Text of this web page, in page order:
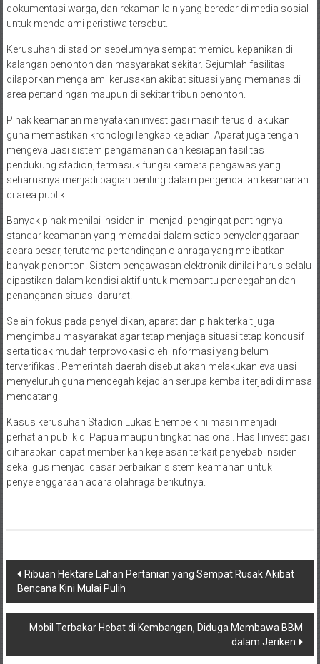
dokumentasi warga, dan rekaman lain yang beredar di media sosial
untuk mendalami peristiwa tersebut.
Kerusuhan di stadion sebelumnya sempat memicu kepanikan di
kalangan penonton dan masyarakat sekitar. Sejumlah fasilitas
dilaporkan mengalami kerusakan akibat situasi yang memanas di
area pertandingan maupun di sekitar tribun penonton.
Pihak keamanan menyatakan investigasi masih terus dilakukan
guna memastikan kronologi lengkap kejadian. Aparat juga tengah
mengevaluasi sistem pengamanan dan kesiapan fasilitas
pendukung stadion, termasuk fungsi kamera pengawas yang
seharusnya menjadi bagian penting dalam pengendalian keamanan
di area publik.
Banyak pihak menilai insiden ini menjadi pengingat pentingnya
standar keamanan yang memadai dalam setiap penyelenggaraan
acara besar, terutama pertandingan olahraga yang melibatkan
banyak penonton. Sistem pengawasan elektronik dinilai harus selalu
dipastikan dalam kondisi aktif untuk membantu pencegahan dan
penanganan situasi darurat.
Selain fokus pada penyelidikan, aparat dan pihak terkait juga
mengimbau masyarakat agar tetap menjaga situasi tetap kondusif
serta tidak mudah terprovokasi oleh informasi yang belum
terverifikasi. Pemerintah daerah disebut akan melakukan evaluasi
menyeluruh guna mencegah kejadian serupa kembali terjadi di masa
mendatang.
Kasus kerusuhan Stadion Lukas Enembe kini masih menjadi
perhatian publik di Papua maupun tingkat nasional. Hasil investigasi
diharapkan dapat memberikan kejelasan terkait penyebab insiden
sekaligus menjadi dasar perbaikan sistem keamanan untuk
penyelenggaraan acara olahraga berikutnya.
Navigasi
pos
Ribuan Hektare Lahan Pertanian yang Sempat Rusak Akibat
Bencana Kini Mulai Pulih
Mobil Terbakar Hebat di Kembangan, Diduga Membawa BBM
dalam Jeriken